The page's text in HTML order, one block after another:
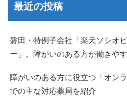
最近の投稿
磐田・特例子会社「楽天ソシオ
ー」。障がいのある方が働きや
障がいのある方に役立つ「オン
での主な対応薬局を紹介